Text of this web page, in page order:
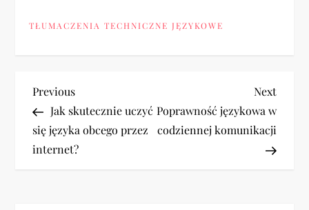
TŁUMACZENIA TECHNICZNE JĘZYKOWE
N
a
w
Previous
Post
Previous
Jak skutecznie uczyć
się języka obcego przez
internet?
Next
Post
Next
Poprawność językowa w
codziennej komunikacji